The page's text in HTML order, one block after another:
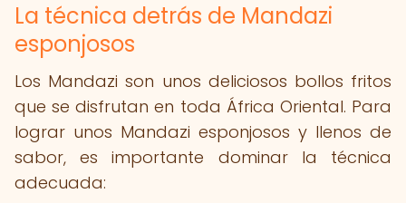
La técnica detrás de Mandazi
esponjosos
Los Mandazi son unos deliciosos bollos fritos
que se disfrutan en toda África Oriental. Para
lograr unos Mandazi esponjosos y llenos de
sabor, es importante dominar la técnica
adecuada: